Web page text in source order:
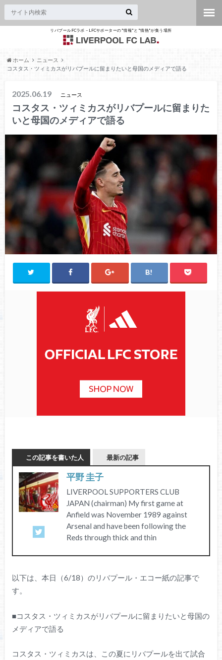
リバプールFCラボ – LFCサポーターの"情報"と"情熱"が集う場所
ホーム
ニュース
コスタス・ツィミカスがリバプールに留まりたいと母国のメディアで語る
2025.06.19 ニュース
コスタス・ツィミカスがリバプールに留まりた
いと母国のメディアで語る
この記事を書いた人 最新の記事
平野 圭子
LIVERPOOL SUPPORTERS CLUB
JAPAN (chairman) My first game at
Anfield was November 1989 against
Arsenal and have been following the
Reds through thick and thin
以下は、本日（6/18）のリバプール・エコー紙の記事で
す。
■コスタス・ツィミカスがリバプールに留まりたいと母国の
メディアで語る
コスタス・ツィミカスは、この夏にリバプールを出て試合